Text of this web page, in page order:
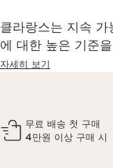
클라랑스는 지속
에 대한 높은 기준
자세히 보기
무료 배송 첫 구매
4만원 이상 구매 시